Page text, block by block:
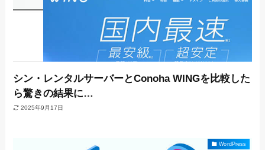
シン・レンタルサーバーとConoha WINGを比較した
ら驚きの結果に…
2025年9月17日
WordPress